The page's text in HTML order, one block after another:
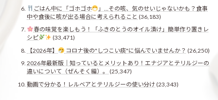
ごはん中に「ゴホゴホ
」…その咳、気のせいじゃないかも？食事
中や食後に咳が出る場合に考えられること (36,183)
春の味覚を楽しもう！「ふきのとうのオイル漬け」簡単作り置きレ
シピ
(33,471)
【2026年】
コロナ後の"しつこい痰"に悩んでいませんか？ (26,250)
2026年最新版｜知っているとメリットあり！エナジアとテリルジーの
違いについて（ぜんそく編）。
(25,347)
動画で分かる！レルベアとテリルジーの使い分け (23,343)